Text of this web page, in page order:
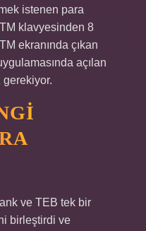
istenen para
klavyesinden 8
ekranında çıkan
açılan
gerekiyor.
ve TEB tek bir
birleştirdi ve